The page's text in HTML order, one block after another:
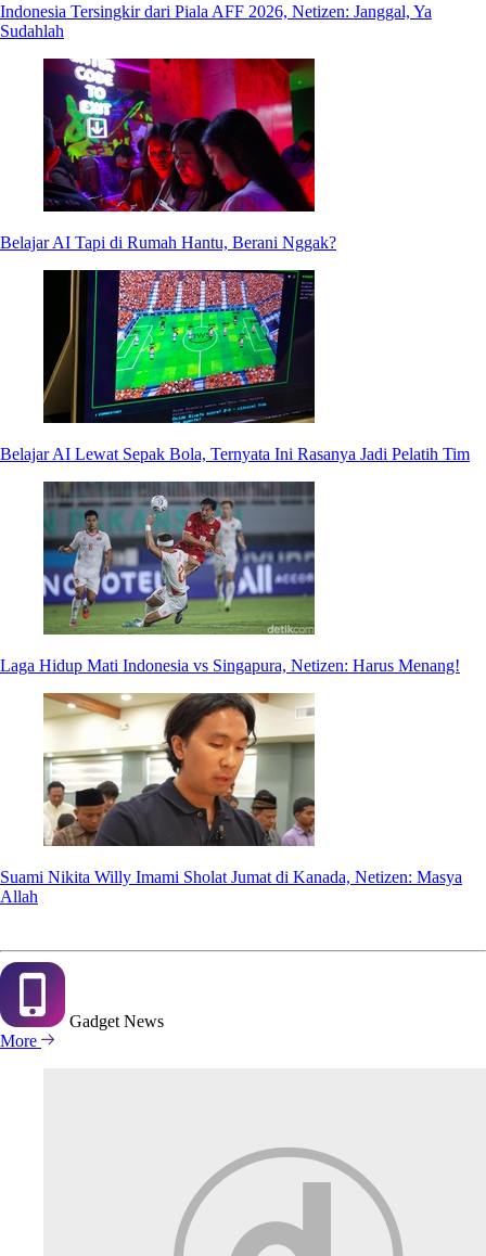
Indonesia Tersingkir dari Piala AFF 2026, Netizen: Janggal, Ya
Sudahlah
Belajar AI Tapi di Rumah Hantu, Berani Nggak?
Belajar AI Lewat Sepak Bola, Ternyata Ini Rasanya Jadi Pelatih Tim
Laga Hidup Mati Indonesia vs Singapura, Netizen: Harus Menang!
Suami Nikita Willy Imami Sholat Jumat di Kanada, Netizen: Masya
Allah
Gadget News
More